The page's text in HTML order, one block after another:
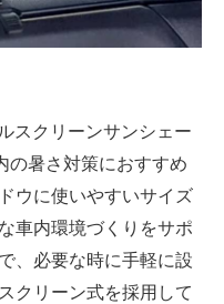
スクリーンサンシェー
の暑さ対策におすすめ
ウに使いやすいサイズ
車内環境づくりをサポ
、必要な時に手軽に設
クリーン式を採用して